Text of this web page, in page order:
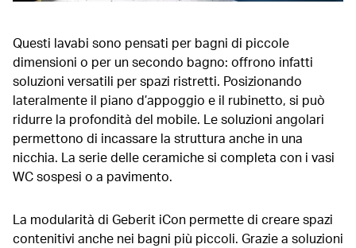
Questi lavabi sono pensati per bagni di piccole
dimensioni o per un secondo bagno: offrono infatti
soluzioni versatili per spazi ristretti. Posizionando
lateralmente il piano d’appoggio e il rubinetto, si può
ridurre la profondità del mobile. Le soluzioni angolari
permettono di incassare la struttura anche in una
nicchia. La serie delle ceramiche si completa con i vasi
WC sospesi o a pavimento.
La modularità di Geberit iCon permette di creare spazi
contenitivi anche nei bagni più piccoli. Grazie a soluzioni